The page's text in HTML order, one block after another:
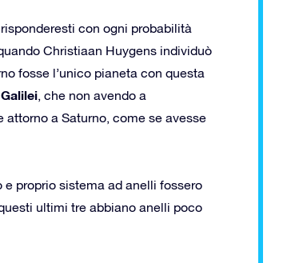
risponderesti con ogni probabilità
Christiaan Huygens individuò
fosse l’unico pianeta con questa
, che non avendo a
a Saturno, come se avesse
proprio sistema ad anelli fossero
ultimi tre abbiano anelli poco